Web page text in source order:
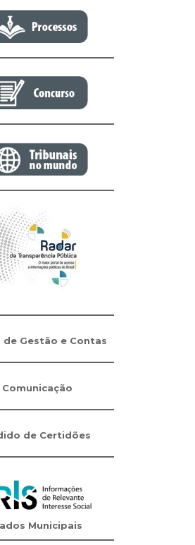
de Gestão e Contas
Comunicação
de Certidões
Municipais